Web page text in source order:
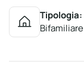
Tipologia:
Bifamiliare